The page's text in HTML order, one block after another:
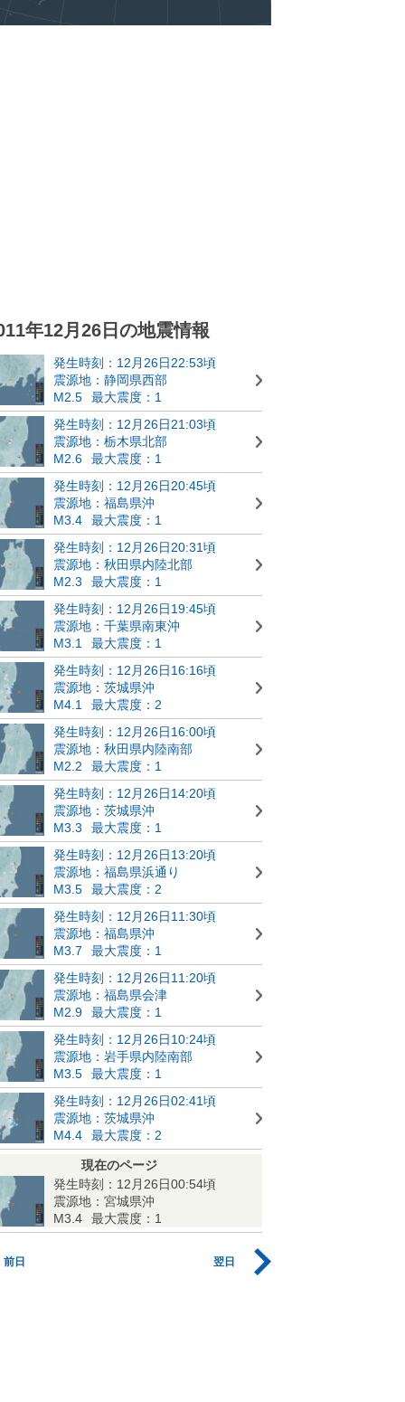
年12月26日の地震情報
発生時刻：12月26日22:53頃
震源地：静岡県西部
M2.5
最大震度：1
発生時刻：12月26日21:03頃
震源地：栃木県北部
M2.6
最大震度：1
発生時刻：12月26日20:45頃
震源地：福島県沖
M3.4
最大震度：1
発生時刻：12月26日20:31頃
震源地：秋田県内陸北部
M2.3
最大震度：1
発生時刻：12月26日19:45頃
震源地：千葉県南東沖
M3.1
最大震度：1
発生時刻：12月26日16:16頃
震源地：茨城県沖
M4.1
最大震度：2
発生時刻：12月26日16:00頃
震源地：秋田県内陸南部
M2.2
最大震度：1
発生時刻：12月26日14:20頃
震源地：茨城県沖
M3.3
最大震度：1
発生時刻：12月26日13:20頃
震源地：福島県浜通り
M3.5
最大震度：2
発生時刻：12月26日11:30頃
震源地：福島県沖
M3.7
最大震度：1
発生時刻：12月26日11:20頃
震源地：福島県会津
M2.9
最大震度：1
発生時刻：12月26日10:24頃
震源地：岩手県内陸南部
M3.5
最大震度：1
発生時刻：12月26日02:41頃
震源地：茨城県沖
M4.4
最大震度：2
現在のページ
発生時刻：12月26日00:54頃
震源地：宮城県沖
M3.4
最大震度：1
前日 翌日